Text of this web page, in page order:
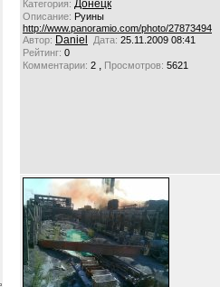
Категория: Донецк
Описание: Руины
http://www.panoramio.com/photo/27873494
Автор: Daniel Дата: 25.11.2009 08:41
Рейтинг: 0
Комментарии: 2 , Просмотров: 5621